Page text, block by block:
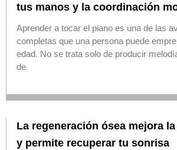
tus manos y la coordinación
Aprender a tocar el piano es una de las
completas que una persona puede
edad. No se trata solo de producir
de
La regeneración ósea mejora
y permite recuperar tu sonrisa